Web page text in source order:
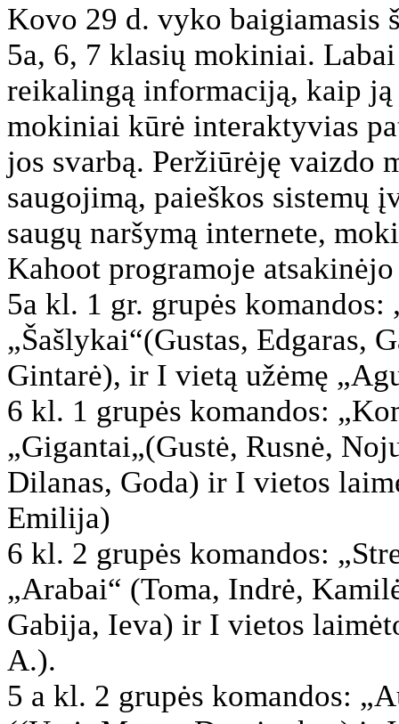
Kovo 29 d. vyko baigiamasis
5a, 6, 7 klasių mokiniai.
reikalingą informaciją, kaip
mokiniai kūrė interaktyvias
jos svarbą. Peržiūrėję vaizdo
saugojimą, paieškos sistemų
saugų naršymą internete,
Kahoot programoje
5a kl. 1 gr. grupės
„Šašlykai“(Gustas, Edgaras,
Gintarė), ir I vietą užėmę
6 kl. 1 grupės komandos:
„Gigantai„(Gustė, Rusnė,
Dilanas, Goda) ir I vietos
Emilija)
6 kl. 2 grupės komandos:
„Arabai“ (Toma, Indrė,
Gabija, Ieva) ir I vietos
A.).
5 a kl. 2 grupės komandos: